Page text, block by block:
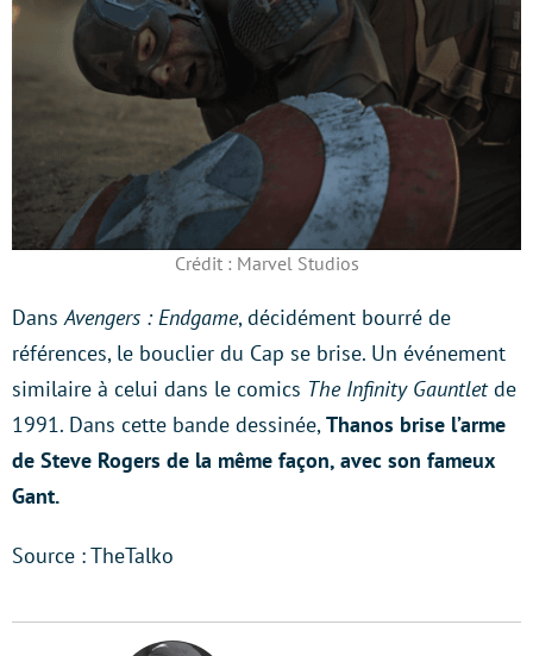
Crédit : Marvel Studios
DansAvengers : Endgame, décidément bourré de
références, le bouclier du Cap se brise. Un événement
similaire à celui dans le comics The Infinity Gauntletde
1991. Dans cette bande dessinée,Thanos brise l’arme
de Steve Rogers de la même façon, avec son fameux
Gant.
Source : TheTalko